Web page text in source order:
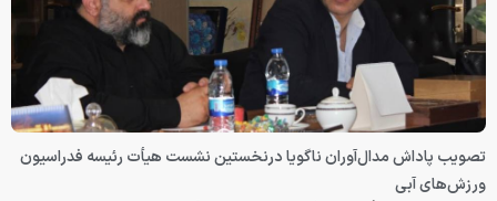
تصویب پاداش مدال‌آوران ناگویا درنخستین نشست هیأت رئیسه فدراسیون
ورزش‌های آبی